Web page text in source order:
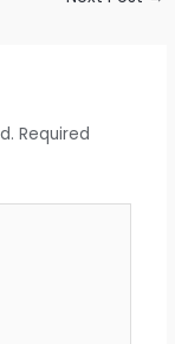
Required